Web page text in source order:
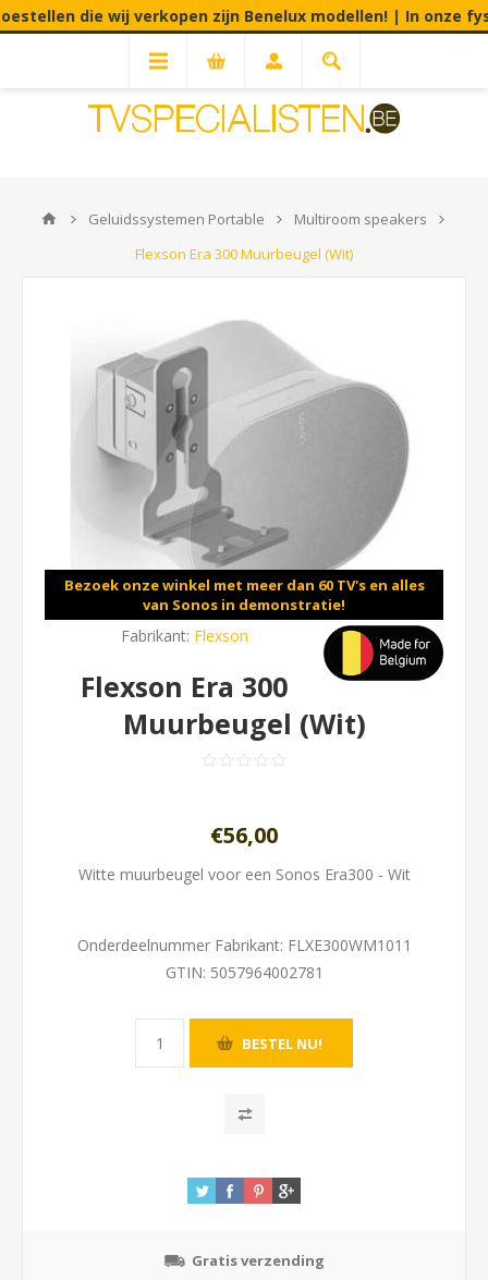
die wij verkopen zijn Benelux modellen! | In onze
Geluidssystemen Portable
Multiroom speakers
Flexson Era 300 Muurbeugel (Wit)
Bezoek onze winkel met meer dan 60 TV's en alles
van Sonos in demonstratie!
Fabrikant: Flexson
Flexson Era 300
Muurbeugel (Wit)
€56,00
Witte muurbeugel voor een Sonos Era300 - Wit
Onderdeelnummer Fabrikant: FLXE300WM1011
GTIN: 5057964002781
Gratis verzending